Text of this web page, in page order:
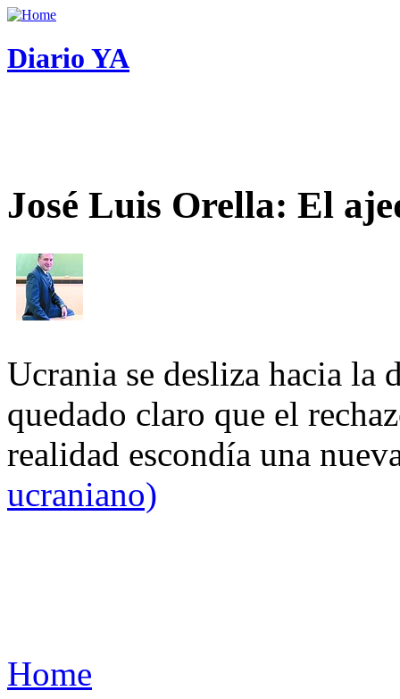
Diario YA
José Luis Orella: El
Ucrania se desliza hacia
quedado claro que el
realidad escondía una
ucraniano)
Home